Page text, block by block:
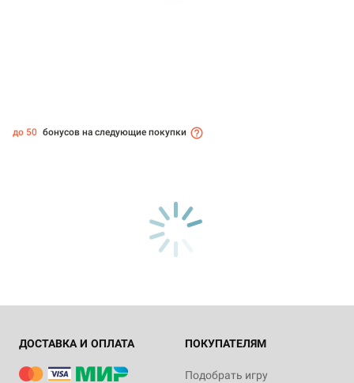
до 50 бонусов на следующие покупки
ДОСТАВКА И ОПЛАТА ПОКУПАТЕЛЯМ
Подобрать игру